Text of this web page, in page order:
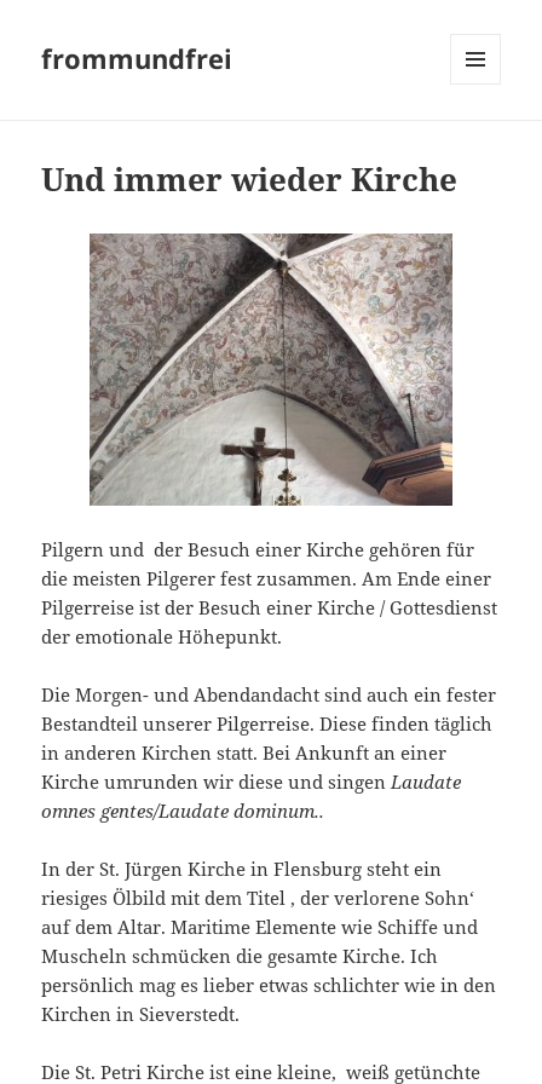
frommundfrei
Und immer wieder Kirche
Pilgern und der Besuch einer Kirche gehören für
die meisten Pilgerer fest zusammen. Am Ende einer
Pilgerreise ist der Besuch einer Kirche / Gottesdienst
der emotionale Höhepunkt.
Die Morgen- und Abendandacht sind auch ein fester
Bestandteil unserer Pilgerreise. Diese finden täglich
in anderen Kirchen statt. Bei Ankunft an einer
Kirche umrunden wir diese und singenLaudate
omnes gentes/Laudate dominum..
In der St. Jürgen Kirche in Flensburg steht ein
riesiges Ölbild mit dem Titel ‚ der verlorene Sohn‘
auf dem Altar. Maritime Elemente wie Schiffe und
Muscheln schmücken die gesamte Kirche. Ich
persönlich mag es lieber etwas schlichter wie in den
Kirchen in Sieverstedt.
Die St. Petri Kirche ist eine kleine, weiß getünchte